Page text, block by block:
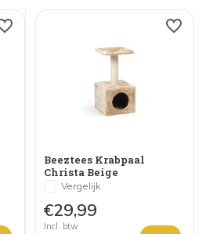
Beeztees Krabpaal
Christa Beige
Vergelijk
€29,99
Incl. btw